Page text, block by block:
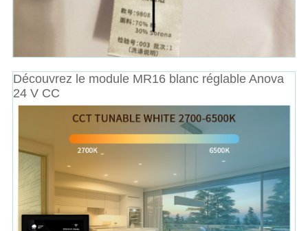
Découvrez le module MR16 blanc réglable Anova
24 V CC